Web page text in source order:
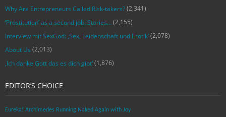
Why Are Entrepreneurs Called Risk-takers?(2,341)
‘Prostitution’ as a second job: Stories…(2,155)
Interview mit SexGod: ‚Sex, Leidenschaft und Erotik‘(2,078)
About Us (2,013)
‚Ich danke Gott das es dich gibt‘(1,876)
EDITOR’S CHOICE
Eureka! Archimedes Running Naked Again with Joy